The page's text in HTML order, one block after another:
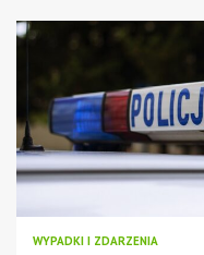
WYPADKI I ZDARZENIA